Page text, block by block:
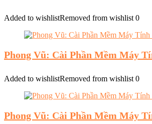
Added to wishlistRemoved from wishlist 0
Phong Vũ: Cài Phần Mềm Máy
Added to wishlistRemoved from wishlist 0
Phong Vũ: Cài Phần Mềm Máy